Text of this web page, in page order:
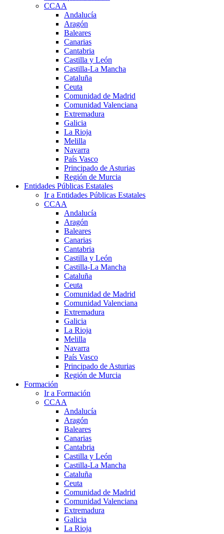
CCAA
Andalucía
Aragón
Baleares
Canarias
Cantabria
Castilla y León
Castilla-La Mancha
Cataluña
Ceuta
Comunidad de Madrid
Comunidad Valenciana
Extremadura
Galicia
La Rioja
Melilla
Navarra
País Vasco
Principado de Asturias
Región de Murcia
Entidades Públicas Estatales
Ir a Entidades Públicas Estatales
CCAA
Andalucía
Aragón
Baleares
Canarias
Cantabria
Castilla y León
Castilla-La Mancha
Cataluña
Ceuta
Comunidad de Madrid
Comunidad Valenciana
Extremadura
Galicia
La Rioja
Melilla
Navarra
País Vasco
Principado de Asturias
Región de Murcia
Formación
Ir a Formación
CCAA
Andalucía
Aragón
Baleares
Canarias
Cantabria
Castilla y León
Castilla-La Mancha
Cataluña
Ceuta
Comunidad de Madrid
Comunidad Valenciana
Extremadura
Galicia
La Rioja